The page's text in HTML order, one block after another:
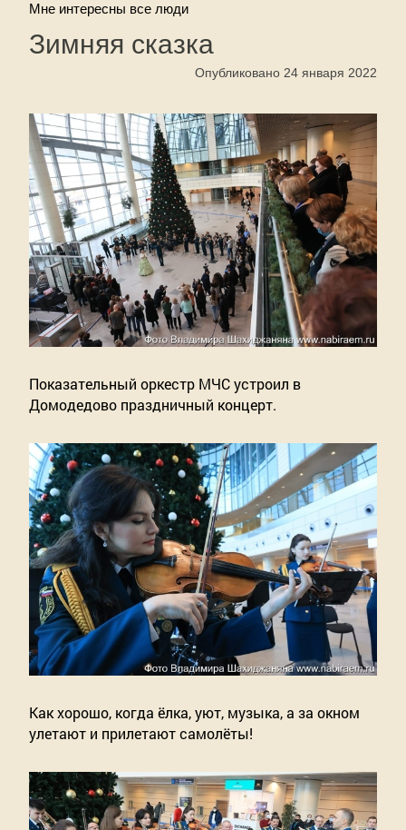
Мне интересны все люди
Зимняя сказка
Опубликовано 24 января 2022
Показательный оркестр МЧС устроил в
Домодедово праздничный концерт.
Как хорошо, когда ёлка, уют, музыка, а за окном
улетают и прилетают самолёты!